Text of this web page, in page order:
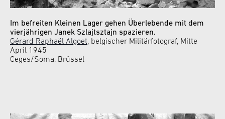
Im befreiten Kleinen Lager gehen Überlebende mit dem
vierjährigen Janek Szlajtsztajn spazieren.
Gérard Raphaël Algoet , belgischer Militärfotograf, Mitte
April 1945
Ceges/Soma, Brüssel